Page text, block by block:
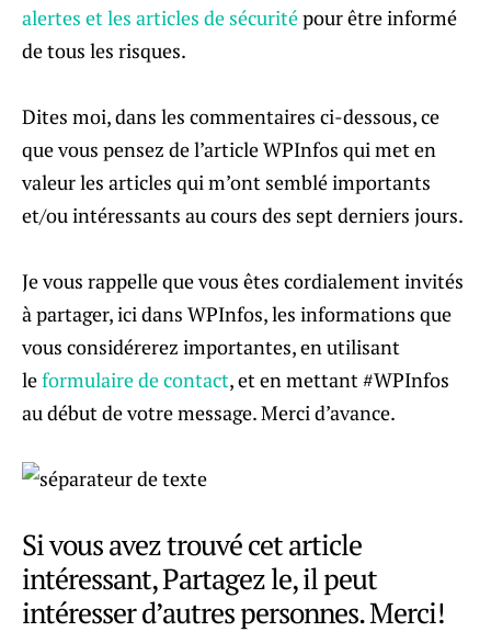
alertes et les articles de sécuritépour être informé
de tous les risques.
Dites moi, dans les commentaires ci-dessous, ce
que vous pensez de l’article WPInfos qui met en
valeur les articles qui m’ont semblé importants
et/ou intéressants au cours des sept derniers jours.
Je vous rappelle que vous êtes cordialement invités
à partager, ici dans WPInfos, les informations que
vous considérerez importantes, en utilisant
leformulaire de contact, et en mettant #WPInfos
au début de votre message. Merci d’avance.
Si vous avez trouvé cet article
intéressant, Partagez le, il peut
intéresser d’autres personnes. Merci!